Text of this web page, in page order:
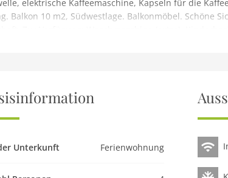
elektrische Kaffeemaschine, Kapseln für die
Balkon 10 m2, Südwestlage. Balkonmöbel. Schöne
9 km von Lugano: Schönes, komfortables
und Wiesen. Am Ortsrand Bissone, ruhige, sonnige
ruhig, 20 m vom See. Zur Mitbenutzung: Park,
Dusche/WC im Poolbereich, Kinderbecken,
Zentralheizung, Waschmaschine (extra),
Parkplatz beim Haus. Bushaltestelle Linie 439 1 m,
Unterkunft Ferienwohnung